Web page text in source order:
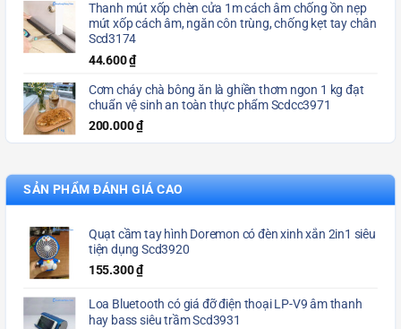
Thanh mút xốp chèn cửa 1m cách âm chống ồn nẹp
mút xốp cách âm, ngăn côn trùng, chống kẹt tay chân
Scd3174
44.600₫
Cơm cháy chà bông ăn là ghiền thơm ngon 1 kg đạt
chuẩn vệ sinh an toàn thực phẩm Scdcc3971
200.000₫
SẢN PHẨM ĐÁNH GIÁ CAO
Quạt cầm tay hình Doremon có đèn xinh xắn 2in1 siêu
tiện dụng Scd3920
155.300₫
Loa Bluetooth có giá đỡ điện thoại LP-V9 âm thanh
hay bass siêu trầm Scd3931